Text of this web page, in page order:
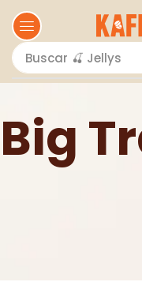
Buscar 🍒 Jellys
Big